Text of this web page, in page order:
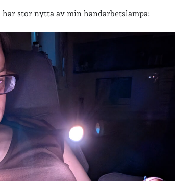
stor nytta av min handarbetslampa: